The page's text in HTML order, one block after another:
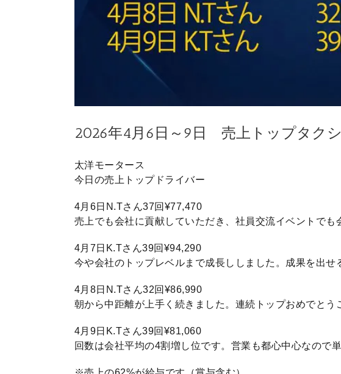
2026年4月6日～9日 売上トップタク
太洋モータース
今日の売上トップドライバー
4月6日N.Tさん37回¥77,470
売上でも会社に貢献していただき、社員交流イベントでも
4月7日K.Tさん39回¥94,290
今や会社のトップレベルまで成長ししました。成果を出せ
4月8日N.Tさん32回¥86,990
朝から中距離が上手く続きました。連続トップおめでとう
4月9日K.Tさん39回¥81,060
回数は会社平均の4割増し位です。営業も都心中心なので